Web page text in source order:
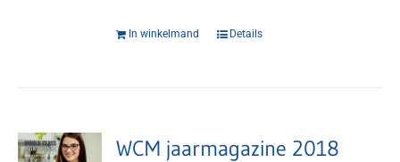
In winkelmand Details
WCM jaarmagazine 2018